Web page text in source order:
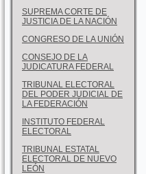
SUPREMA CORTE DE
JUSTICIA DE LA NACIÓN
CONGRESO DE LA UNIÓN
CONSEJO DE LA
JUDICATURA FEDERAL
TRIBUNAL ELECTORAL
DEL PODER JUDICIAL DE
LA FEDERACIÓN
INSTITUTO FEDERAL
ELECTORAL
TRIBUNAL ESTATAL
ELECTORAL DE NUEVO
LEÓN